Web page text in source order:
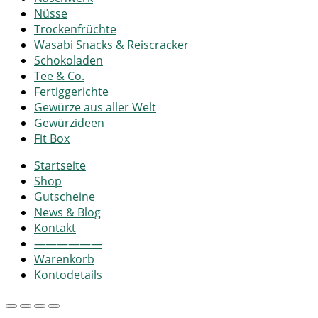
Nüsse
Trockenfrüchte
Wasabi Snacks & Reiscracker
Schokoladen
Tee & Co.
Fertiggerichte
Gewürze aus aller Welt
Gewürzideen
Fit Box
Startseite
Shop
Gutscheine
News & Blog
Kontakt
——————
Warenkorb
Kontodetails